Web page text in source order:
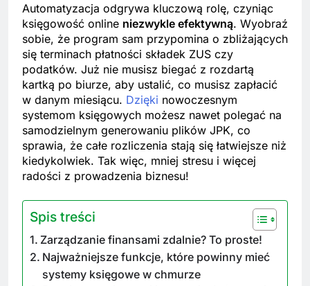
Automatyzacja odgrywa kluczową rolę, czyniąc
księgowość online niezwykle efektywną. Wyobraź
sobie, że program sam przypomina o zbliżających
się terminach płatności składek ZUS czy
podatków. Już nie musisz biegać z rozdartą
kartką po biurze, aby ustalić, co musisz zapłacić
w danym miesiącu. Dzięki nowoczesnym
systemom księgowych możesz nawet polegać na
samodzielnym generowaniu plików JPK, co
sprawia, że całe rozliczenia stają się łatwiejsze niż
kiedykolwiek. Tak więc, mniej stresu i więcej
radości z prowadzenia biznesu!
Spis treści
Zarządzanie finansami zdalnie? To proste!
Najważniejsze funkcje, które powinny mieć
systemy księgowe w chmurze